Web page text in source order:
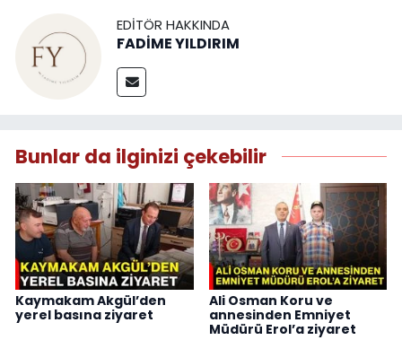
EDITÖR HAKKINDA
FADİME YILDIRIM
Bunlar da ilginizi çekebilir
Kaymakam Akgül’den
yerel basına ziyaret
Ali Osman Koru ve
annesinden Emniyet
Müdürü Erol’a ziyaret